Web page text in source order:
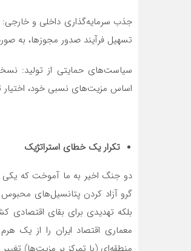
جذب سرمایه‌گذاری داخلی و خارجی:
تسهیل فرآیند صدور مجوزها، به
سیاست‌های حمایتی از تولید:
اساس مزیت‌های نسبی خود،
تکرار یک خطای استراتژیک
دو جنگ اخیر به ما آموخت که یکی
گرو آزاد کردن پتانسیل‌های محبوس
بلکه تهدیدی برای بقای
معماری اقتصاد ایران را از یک